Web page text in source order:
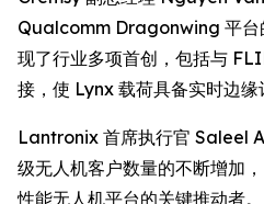
Qualcomm Dragonwing 平
现了行业多项首创，包括与
接，使 Lynx 载荷具备实时边缘
Lantronix 首席执行官 Saleel
级无人机客户数量的不断增加
性能无人机平台的关键推动者